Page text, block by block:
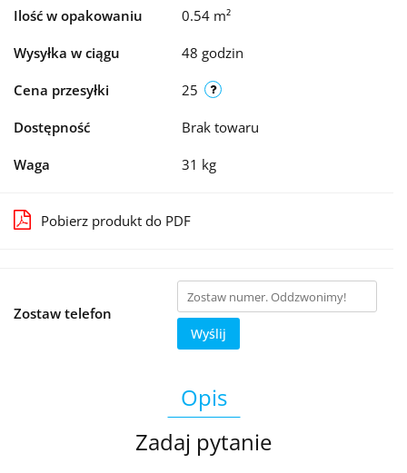
Ilość w opakowaniu 0.54 m²
Wysyłka w ciągu 48 godzin
Cena przesyłki 25
Dostępność Brak towaru
Waga 31 kg
Pobierz produkt do PDF
Zostaw telefon
Wyślij
Opis
Zadaj pytanie